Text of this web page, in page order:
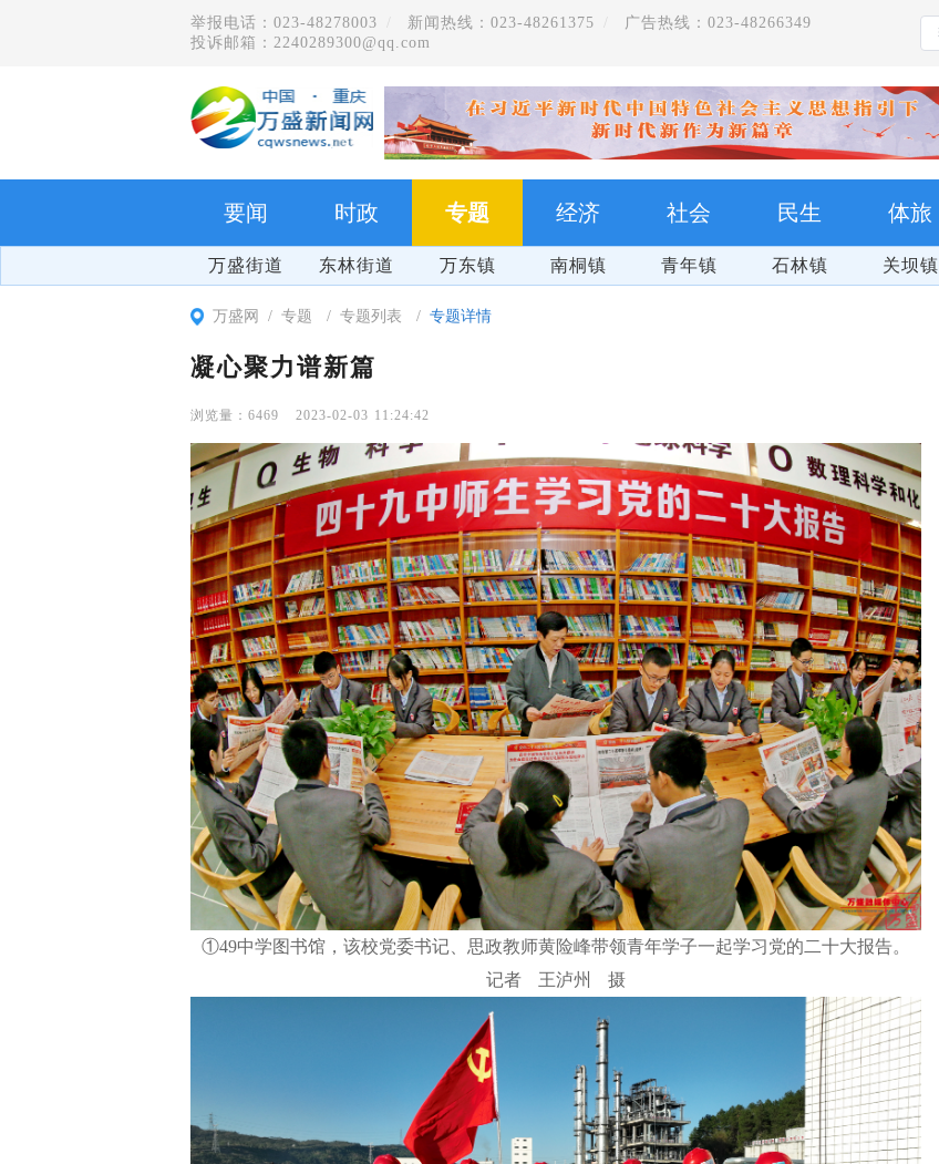
举报电话：023-48278003 新闻热线：023-48261375
广告热线：023-48266349
投诉邮箱：2240289300@qq.com
要闻 时政 专题 经济 社会 民生 体旅
万盛街道 东林街道 万东镇 南桐镇 青年镇 石林镇 关坝镇
万盛网 专题 专题列表 专题详情
凝心聚力谱新篇
6469 2023-02-03 11:24:42
①49中学图书馆，该校党委书记、思政教师黄险峰带领青年学子一起学习党的二十大报告。
记者 王泸州 摄
群防群治 百日攻坚
学习贯彻党的二十届四中全会精神